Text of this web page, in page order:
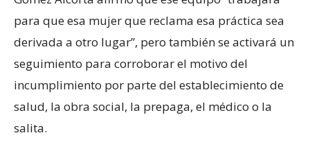
para que esa mujer que reclama esa práctica sea
derivada a otro lugar”, pero también se activará un
seguimiento para corroborar el motivo del
incumplimiento por parte del establecimiento de
salud, la obra social, la prepaga, el médico o la
salita.